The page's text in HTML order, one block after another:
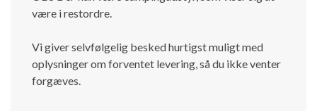
være i restordre.
Vi giver selvfølgelig besked hurtigst muligt med
oplysninger om forventet levering, så du ikke venter
forgæves.